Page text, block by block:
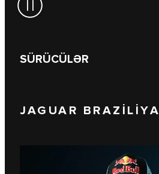
SÜRÜCÜLƏR
JAGUAR